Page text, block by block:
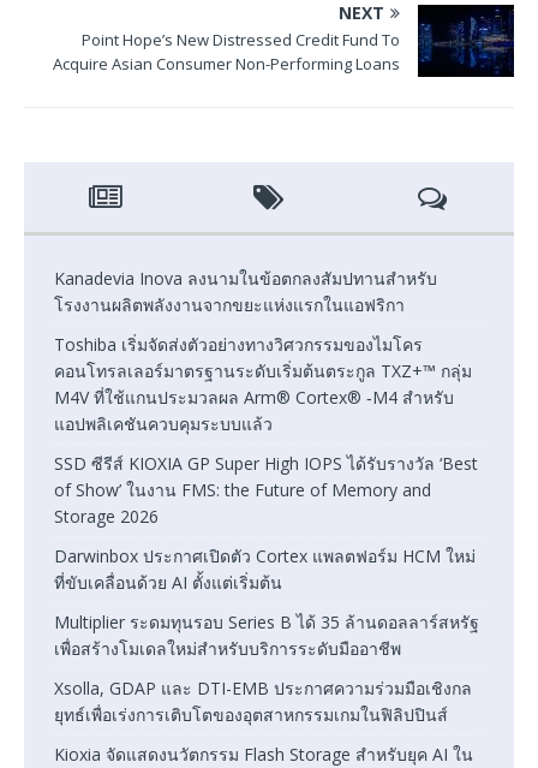
NEXT
Point Hope’s New Distressed Credit Fund To
Acquire Asian Consumer Non-Performing Loans
Kanadevia Inova ลงนามในข้อตกลงสัมปทานสำหรับ
โรงงานผลิตพลังงานจากขยะแห่งแรกในแอฟริกา
Toshiba เริ่มจัดส่งตัวอย่างทางวิศวกรรมของไมโคร
คอนโทรลเลอร์มาตรฐานระดับเริ่มต้นตระกูล TXZ+™ กลุ่ม
M4V ที่ใช้แกนประมวลผล Arm® Cortex® ‑M4 สำหรับ
แอปพลิเคชันควบคุมระบบแล้ว
SSD ซีรีส์ KIOXIA GP Super High IOPS ได้รับรางวัล ‘Best
of Show’ ในงาน FMS: the Future of Memory and
Storage 2026
Darwinbox ประกาศเปิดตัว Cortex แพลตฟอร์ม HCM ใหม่
ที่ขับเคลื่อนด้วย AI ตั้งแต่เริ่มต้น
Multiplier ระดมทุนรอบ Series B ได้ 35 ล้านดอลลาร์สหรัฐ
เพื่อสร้างโมเดลใหม่สำหรับบริการระดับมืออาชีพ
Xsolla, GDAP และ DTI-EMB ประกาศความร่วมมือเชิงกล
ยุทธ์เพื่อเร่งการเติบโตของอุตสาหกรรมเกมในฟิลิปปินส์
Kioxia จัดแสดงนวัตกรรม Flash Storage สำหรับยุค AI ใน